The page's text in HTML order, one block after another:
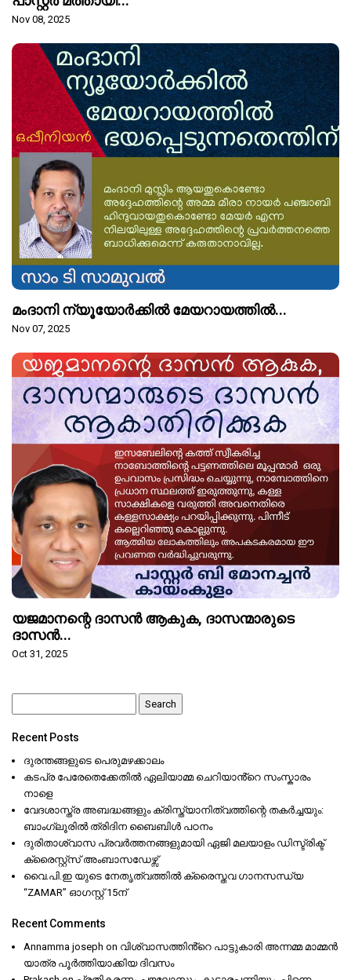
Nov 08, 2025
മംദാനി ന്യൂയോർക്കിൽ മേയറായത്തിൽ...
Nov 07, 2025
യജമാനന്റെ ദാസൻ ആകുക, ദാസന്മാരുടെ
ദാസൻ...
Oct 31, 2025
for:
Recent Posts
ദുരന്തങ്ങളുടെ പെരുമഴക്കാലം
കടപ്ര പേരേതെക്കേതിൽ ഏലിയാമ്മ ചെറിയാൻ്റെ സംസ്കാരം
നാളെ
വേദശാസ്ത്ര അബദ്ധങ്ങളും ക്രിസ്ത്യാനിത്വത്തിന്റെ തകർച്ചയും:
ബാംഗ്ലൂരിൽ ത്രിദിന ബൈബിൾ പഠനം
ദുരിതാശ്വാസ പ്രവർത്തനങ്ങളുമായി ഏജി മലയാളം ഡിസ്ട്രിക്ട്
ക്രൈസ്റ്റ്സ് അംബാസഡേഴ്സ്
വൈ.പി.ഇ യുടെ നേതൃത്വത്തിൽ ക്രൈസ്തവ ഗാനസന്ധ്യ
“ZAMAR” ഓഗസ്റ്റ് 15ന്
Recent Comments
Annamma joseph on വിശ്വാസത്തിൻ്റെ പാട്ടുകാരി അന്നമ്മ മാമ്മൻ
യാത്ര പൂർത്തിയാക്കിയ ദിവസം